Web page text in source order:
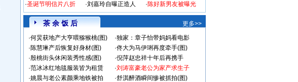
·圣诞节明信片八折
·刘嘉玲自曝正造人
·陈好新男友被曝光
茶 余 饭 后
更多>>
·何炅获地产大亨喂猕猴桃(图) ·独家：章子怡带妈妈看电影
·陈慧琳产后恢复好身材(图) ·佟大为马伊琍再度牵手(图)
·殷桃街头休闲装秀性感(图) ·倪萍赵忠祥十年后再携手
·范冰冰红地毯服装皆为租赁 ·刘涛富豪老公为家产求生子
·姚晨与老公素颜乘地铁被拍 ·舒淇醉酒瞬间惨被抓拍(图)